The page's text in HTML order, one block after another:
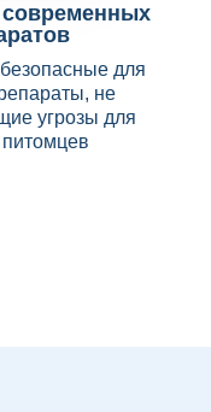
для
не
угрозы для